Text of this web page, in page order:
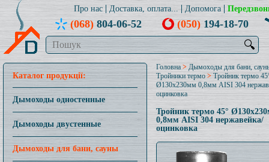
Про нас Доставка, оплата... Допомога
(068)804-06-52 (050)194-18-70
🔍
Каталог продукції:
Дымоходы одностенные
Дымоходы двустенные
Дымоходы для бани, сауны
Головна > Дымоходы для бани,
Тройники термо>Тройник термо
Ø130x230мм 0,8мм AISI 304
оцинковка
Тройник термо 45°
0,8мм AISI 304 нержавейка/
оцинковка